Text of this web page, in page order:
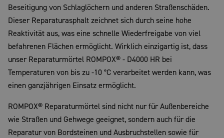
Beseitigung von Schlaglöchern und anderen Straßenschäden.
Dieser Reparaturasphalt zeichnet sich durch seine hohe
Reaktivität aus, was eine schnelle Wiederfreigabe von viel
befahrenen Flächen ermöglicht. Wirklich einzigartig ist, dass
unser Reparaturmörtel ROMPOX® - D4000 HR bei
Temperaturen von bis zu -10 °C verarbeitet werden kann, was
einen ganzjährigen Einsatz ermöglicht.
ROMPOX® Reparaturmörtel sind nicht nur für Außenbereiche
wie Straßen und Gehwege geeignet, sondern auch für die
Reparatur von Bordsteinen und Ausbruchstellen sowie für